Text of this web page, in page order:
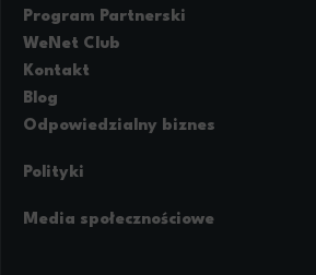
Program Partnerski
WeNet Club
Kontakt
Blog
Odpowiedzialny biznes
Polityki
Regulamin strony
Media społecznościowe